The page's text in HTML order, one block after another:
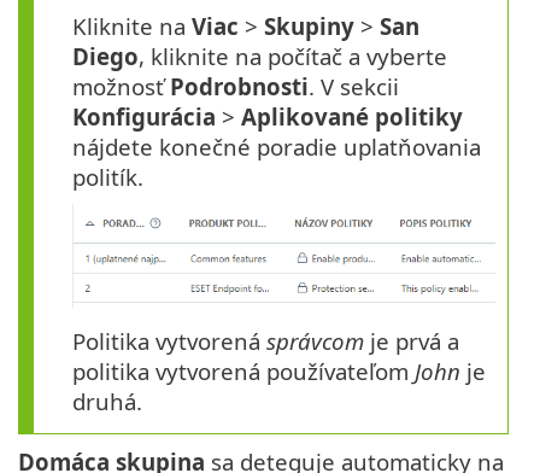
Kliknite na Viac > Skupiny > San
Diego, kliknite na počítač a vyberte
možnosťPodrobnosti. V sekcii
Konfigurácia > Aplikované politiky
nájdete konečné poradie uplatňovania
politík.
Politika vytvorená správcom je prvá a
politika vytvorená používateľom John je
druhá.
Domáca skupina sa deteguje automaticky na